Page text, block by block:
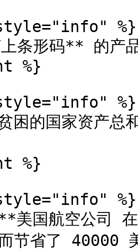
%}
条形码** 的产
%}
%}
的国家资产总
%}
%}
美国航空公司
节省了 40000